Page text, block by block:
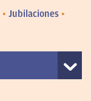
Jubilaciones